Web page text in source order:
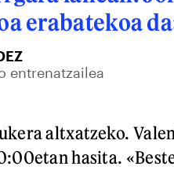
erabatekoa
entrenatzailea
altxatzeko.
hasita.